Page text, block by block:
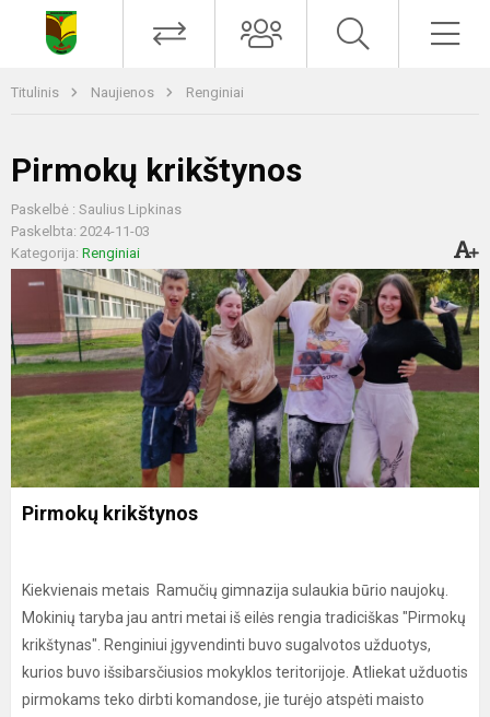
Titulinis Naujienos Renginiai
Pirmokų krikštynos
Paskelbė : Saulius Lipkinas
Paskelbta: 2024-11-03
Kategorija: Renginiai
Pirmokų krikštynos
Kiekvienais metais Ramučių gimnazija sulaukia būrio naujokų.
Mokinių taryba jau antri metai iš eilės rengia tradiciškas "Pirmokų
krikštynas". Renginiui įgyvendinti buvo sugalvotos užduotys,
kurios buvo išsibarsčiusios mokyklos teritorijoje. Atliekat užduotis
pirmokams teko dirbti komandose, jie turėjo atspėti maisto